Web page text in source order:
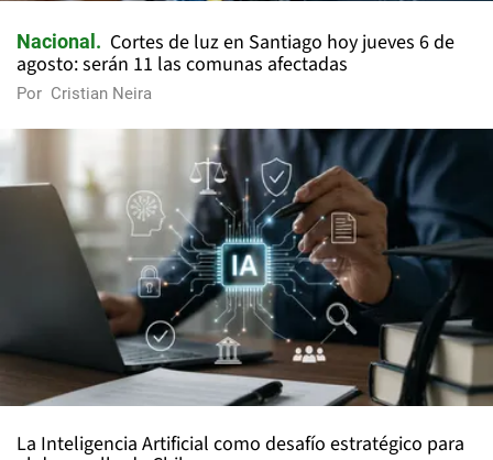
Nacional
Cortes de luz en Santiago hoy jueves 6 de
agosto: serán 11 las comunas afectadas
Por Cristian Neira
La Inteligencia Artificial como desafío estratégico para